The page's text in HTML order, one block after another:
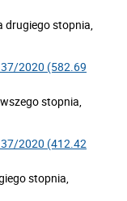
drugiego stopnia,
37/2020 (582.69
stopnia,
37/2020 (412.42
stopnia,